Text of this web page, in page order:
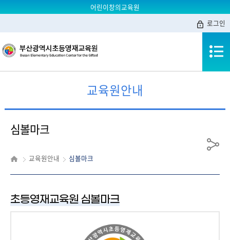
어린이창의교육원
로그인
교육원안내
심볼마크
교육원안내 심볼마크
공
초등영재교육원 심볼마크